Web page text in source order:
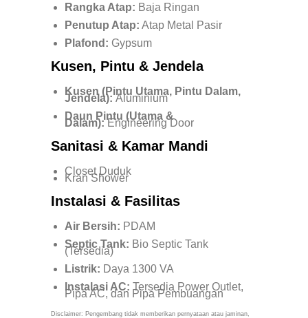
Rangka Atap: Baja Ringan
Penutup Atap: Atap Metal Pasir
Plafond: Gypsum
Kusen, Pintu & Jendela
Kusen (Pintu Utama, Pintu Dalam,
Jendela):Aluminium
Daun Pintu (Utama &
Dalam):Engineering Door
Sanitasi & Kamar Mandi
Closet Duduk
Kran Shower
Instalasi & Fasilitas
Air Bersih: PDAM
Septic Tank: Bio Septic Tank
(Tersedia)
Listrik: Daya 1300 VA
Instalasi AC: Tersedia Power Outlet,
Pipa AC, dan Pipa Pembuangan
Disclaimer: Pengembang tidak memberikan pernyataan atau jaminan,